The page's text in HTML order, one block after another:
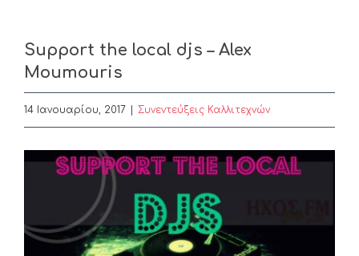
Support the local djs – Alex
Moumouris
14 Ιανουαρίου, 2017 Συνεντεύξεις Καλλιτεχνών
View